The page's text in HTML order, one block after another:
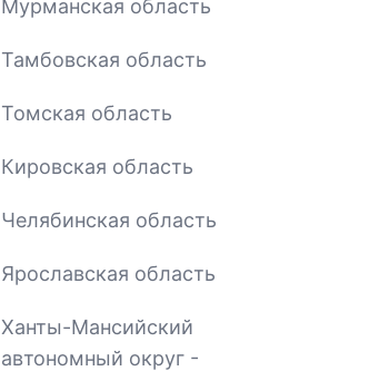
Мурманская область
Тамбовская область
Томская область
Кировская область
Челябинская область
Ярославская область
Ханты-Мансийский
автономный округ -